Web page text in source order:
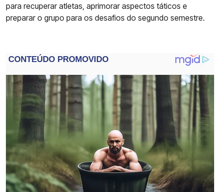
para recuperar atletas, aprimorar aspectos táticos e
preparar o grupo para os desafios do segundo semestre.